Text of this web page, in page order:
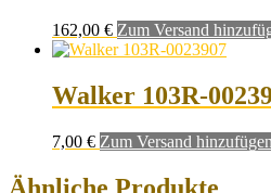
162,00 € Zum Versand
Walker 103R-
7,00 € Zum Versand hinzufügen
Ähnliche Produkte